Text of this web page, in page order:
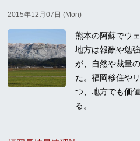
2015年12月07日 (Mon)
熊本の阿蘇でウ
地方は報酬や勉
が、自然や裁量
た。福岡移住や
つ、地方でも価
る。